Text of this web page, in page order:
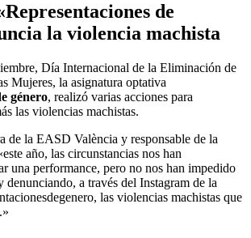
de
la violencia machista
Día Internacional de la Eliminación de
Mujeres, la asignatura optativa
género, realizó varias acciones para
las violencias machistas.
de la EASD València y responsable de la
año, las circunstancias nos han
una performance, pero no nos han impedido
a través del Instagram de la
las violencias machistas que